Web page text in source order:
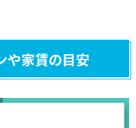
や家賃の目安